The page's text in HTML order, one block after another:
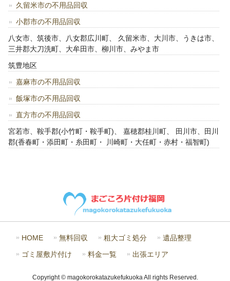
久留米市の不用品回収
小郡市の不用品回収
八女市、筑後市、八女郡広川町、 久留米市、大川市、うきは市、
三井郡大刀洗町、大牟田市、柳川市、みやま市
筑豊地区
嘉麻市の不用品回収
飯塚市の不用品回収
直方市の不用品回収
宮若市、鞍手郡(小竹町・鞍手町)、 嘉穂郡桂川町、 田川市、田川
郡(香春町・添田町・糸田町・ 川崎町・大任町・赤村・福智町)
HOME 無料回収 粗大ゴミ処分 遺品整理
ゴミ屋敷片付け 料金一覧 出張エリア
Copyright © magokorokatazukefukuoka All rights Reserved.